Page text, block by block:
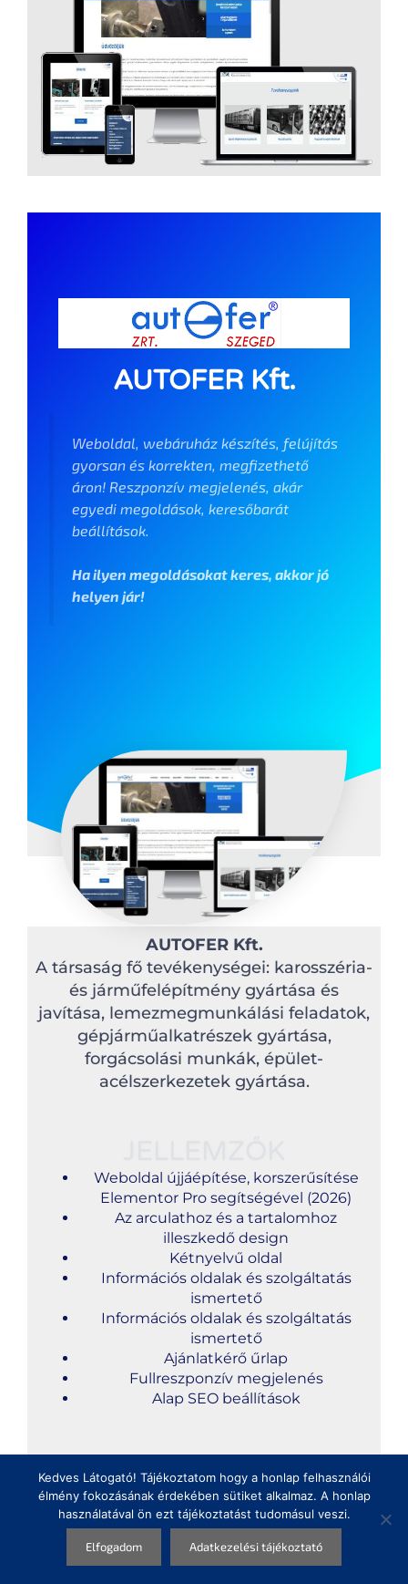
AUTOFER Kft.
Weboldal, webáruház készítés, felújítás
gyorsan és korrekten, megfizethető
áron! Reszponzív megjelenés, akár
egyedi megoldások, keresőbarát
beállítások.
Ha ilyen megoldásokat keres, akkor jó
helyen jár!
AUTOFER Kft.
A társaság fő tevékenységei: karosszéria-
és járműfelépítmény gyártása és
javítása, lemezmegmunkálási feladatok,
gépjárműalkatrészek gyártása,
forgácsolási munkák, épület-
acélszerkezetek gyártása.
Weboldal újjáépítése, korszerűsítése
Elementor Pro segítségével (2026)
Az arculathoz és a tartalomhoz
illeszkedő design
Kétnyelvű oldal
Információs oldalak és szolgáltatás
ismertető
Információs oldalak és szolgáltatás
ismertető
Ajánlatkérő űrlap
Fullreszponzív megjelenés
Alap SEO beállítások
Megosztás
Kedves Látogató! Tájékoztatom hogy a honlap felhasználói
élmény fokozásának érdekében sütiket alkalmaz. A honlap
használatával ön ezt tájékoztatást tudomásul veszi.
Elfogadom Adatkezelési tájékoztató